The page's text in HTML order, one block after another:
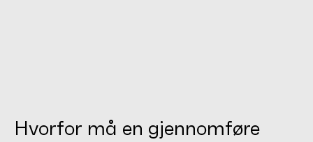
Hvorfor må en gjennomføre